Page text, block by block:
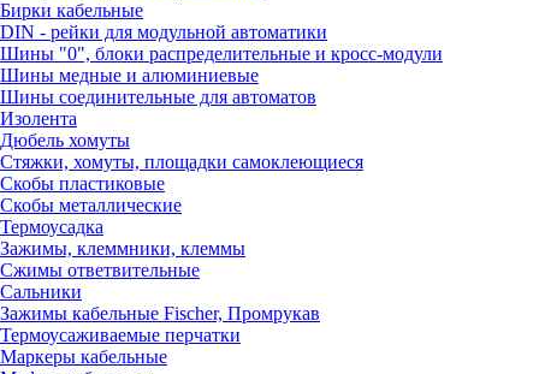
Бирки кабельные
DIN - рейки для модульной автоматики
Шины "0", блоки распределительные и кросс-модули
Шины медные и алюминиевые
Шины соединительные для автоматов
Изолента
Дюбель хомуты
Стяжки, хомуты, площадки самоклеющиеся
Скобы пластиковые
Скобы металлические
Термоусадка
Зажимы, клеммники, клеммы
Сжимы ответвительные
Сальники
Зажимы кабельные Fischer, Промрукав
Термоусаживаемые перчатки
Маркеры кабельные